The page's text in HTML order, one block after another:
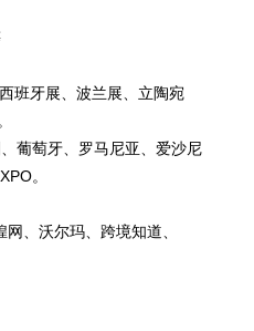
班牙展、波兰展、立陶宛
葡萄牙、罗马尼亚、爱沙尼
。
、沃尔玛、跨境知道、